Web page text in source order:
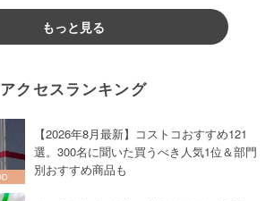
もっと見る
アクセスランキング
【2026年8月最新】コストコおすすめ121
選。300名に聞いた買うべき人気1位＆部門
別おすすめ商品も